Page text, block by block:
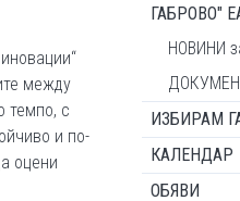
между
темпо, с
и по-
оцени
ГАБРОВО"
НОВИНИ
ИЗБИРАМ
КАЛЕНДАР
ОБЯВИ